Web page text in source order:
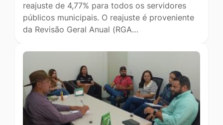
reajuste de 4,77% para todos os servidores
públicos municipais. O reajuste é proveniente
da Revisão Geral Anual (RGA…